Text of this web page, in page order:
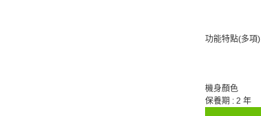
功能特點(多項)
機身顏色
保養期 : 2 年